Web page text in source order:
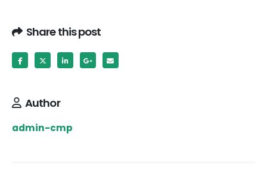
Share this post
Author
admin-cmp